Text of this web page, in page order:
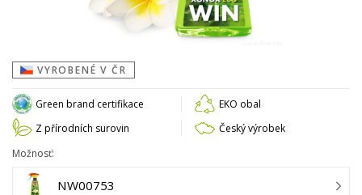
VYROBENÉ V ČR
Green brand certifikace
EKO obal
Z přírodních surovin
Český výrobek
Možnosť:
NW00753